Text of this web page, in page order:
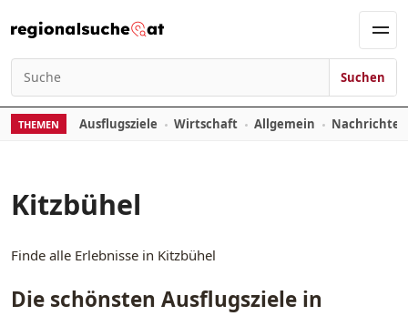
Suchen nach:
Suchen
THEMEN Ausflugsziele Wirtschaft Allgemein
Kitzbühel
Finde alle Erlebnisse in Kitzbühel
Die schönsten Ausflugsziele in